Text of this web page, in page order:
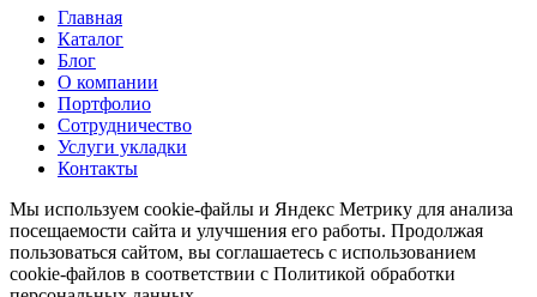
Главная
Каталог
Блог
О компании
Портфолио
Сотрудничество
Услуги укладки
Контакты
Мы используем cookie-файлы и Яндекс Метрику для анализа
посещаемости сайта и улучшения его работы. Продолжая
пользоваться сайтом, вы соглашаетесь с использованием
cookie-файлов в соответствии с Политикой обработки